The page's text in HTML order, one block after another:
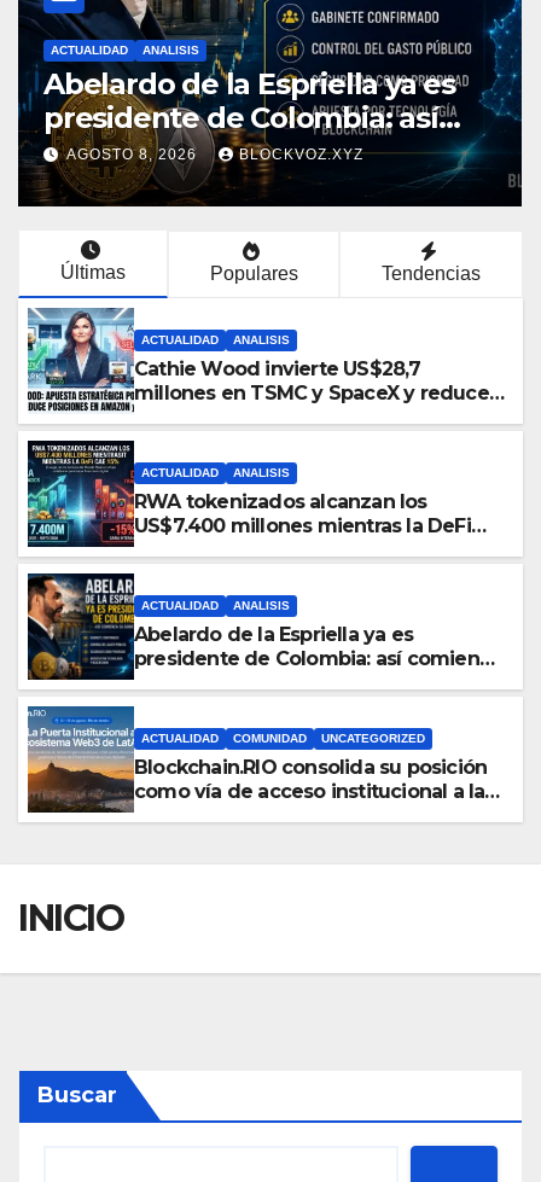
ACTUALIDAD COMUNIDAD UNCATEGORIZED
Blockchain.RIO consolida su
posición como vía de acceso
institucional a la infraestructura
financiera digital de América
AGOSTO 8, 2026 BLOCKVOZ.XYZ
Últimas Populares Tendencias
ACTUALIDAD ANALISIS
Cathie Wood invierte US$28,7
millones en TSMC y SpaceX y reduce
ACTUALIDAD ANALISIS
RWA tokenizados alcanzan los
US$7.400 millones mientras la DeFi
ACTUALIDAD ANALISIS
Abelardo de la Espriella ya es
presidente de Colombia: así comienza
ACTUALIDAD COMUNIDAD UNCATEGORIZED
Blockchain.RIO consolida su posición
como vía de acceso institucional a la
INICIO
Buscar